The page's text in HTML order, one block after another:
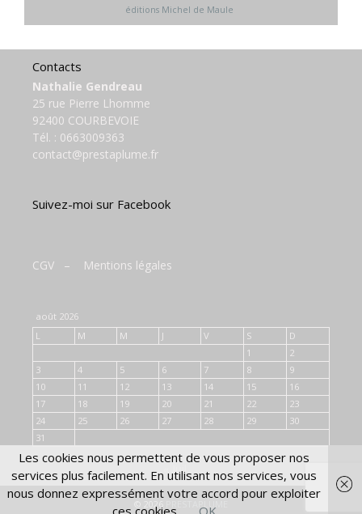
éditions Michel de Maule
Contacts
Nathalie Gendreau
25 rue Pierre Lhomme
92400 COURBEVOIE
Tél. : 0663009363
contact@prestaplume.fr
Suivez-moi sur Facebook
CGV – Mentions légales
août 2026
L
M M J V S
D
1
2
3
4 5 6 7 8
9
10
11 12 13 14 15
16
17
18 19 20 21 22
23
24
25 26 27 28 29
30
31
« Juil
Les cookies nous permettent de vous proposer nos
services plus facilement. En utilisant nos services, vous
nous donnez expressément votre accord pour exploiter
ces cookies.
OK